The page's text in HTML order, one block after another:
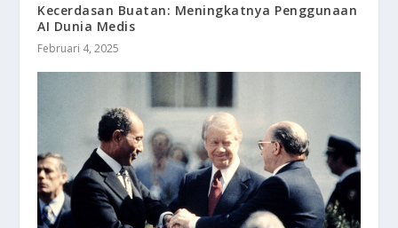
Kecerdasan Buatan: Meningkatnya Penggunaan
AI Dunia Medis
Februari 4, 2025